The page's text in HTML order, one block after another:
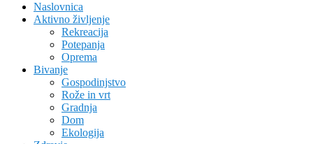
Naslovnica
Aktivno življenje
Rekreacija
Potepanja
Oprema
Bivanje
Gospodinjstvo
Rože in vrt
Gradnja
Dom
Ekologija